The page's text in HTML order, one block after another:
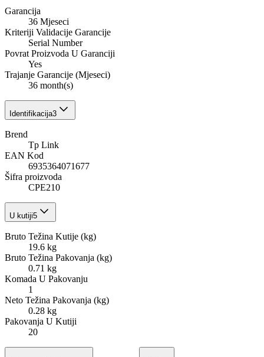
Garancija
36 Mjeseci
Kriteriji Validacije Garancije
Serial Number
Povrat Proizvoda U Garanciji
Yes
Trajanje Garancije (Mjeseci)
36 month(s)
Identifikacija3
Brend
Tp Link
EAN Kod
6935364071677
Šifra proizvoda
CPE210
U kutiji5
Bruto Težina Kutije (kg)
19.6 kg
Bruto Težina Pakovanja (kg)
0.71 kg
Komada U Pakovanju
1
Neto Težina Pakovanja (kg)
0.28 kg
Pakovanja U Kutiji
20